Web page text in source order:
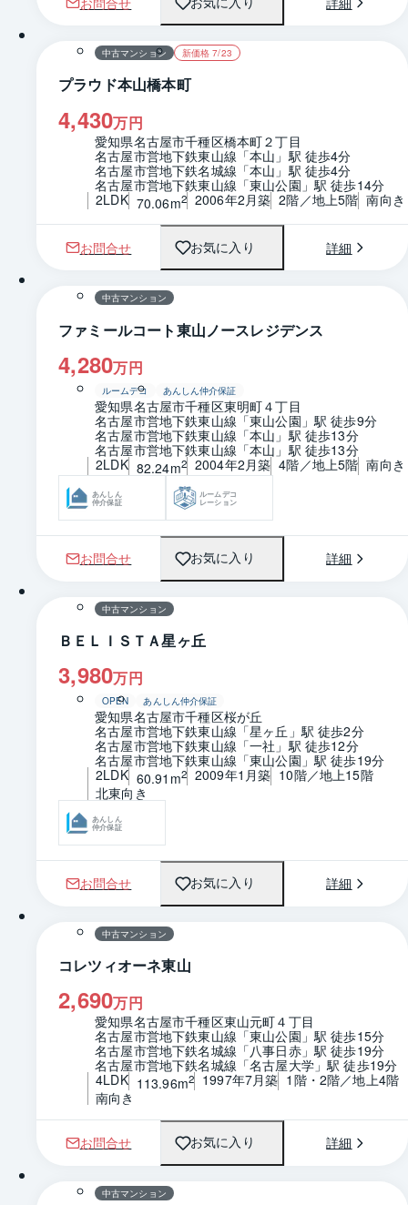
1 / 0 間取り
中古マンション 新価格 7/23
プラウド本山橋本町
4,430万円
愛知県名古屋市千種区橋本町２丁目
名古屋市営地下鉄東山線「本山」駅 徒歩4分
名古屋市営地下鉄名城線「本山」駅 徒歩4分
名古屋市営地下鉄東山線「東山公園」駅 徒歩14分
2LDK 70.06m2 2006年2月築 2階／地上5階 南向き
お問合せ お気に入り 詳細
1 / 0 間取り
中古マンション
ファミールコート東山ノースレジデンス
4,280万円
ルームデコ あんしん仲介保証
愛知県名古屋市千種区東明町４丁目
名古屋市営地下鉄東山線「東山公園」駅 徒歩9分
名古屋市営地下鉄東山線「本山」駅 徒歩13分
名古屋市営地下鉄東山線「本山」駅 徒歩13分
2LDK 82.24m2 2004年2月築 4階／地上5階 南向き
あんしん
仲介保証
ルームデコ
レーション
お問合せ お気に入り 詳細
1 / 0 間取り
中古マンション
ＢＥＬＩＳＴＡ星ヶ丘
3,980万円
OPEN あんしん仲介保証
愛知県名古屋市千種区桜が丘
名古屋市営地下鉄東山線「星ヶ丘」駅 徒歩2分
名古屋市営地下鉄東山線「一社」駅 徒歩12分
名古屋市営地下鉄東山線「東山公園」駅 徒歩19分
2LDK 60.91m2 2009年1月築 10階／地上15階
北東向き
あんしん
仲介保証
お問合せ お気に入り 詳細
1 / 0 間取り
中古マンション
コレツィオーネ東山
2,690万円
愛知県名古屋市千種区東山元町４丁目
名古屋市営地下鉄東山線「東山公園」駅 徒歩15分
名古屋市営地下鉄名城線「八事日赤」駅 徒歩19分
名古屋市営地下鉄名城線「名古屋大学」駅 徒歩19分
4LDK 113.96m2 1997年7月築 1階・2階／地上4階
南向き
お問合せ お気に入り 詳細
1 / 0 間取り
中古マンション